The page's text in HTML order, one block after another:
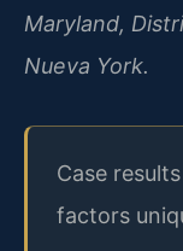
Maryland,
Nueva York.
Case
factors